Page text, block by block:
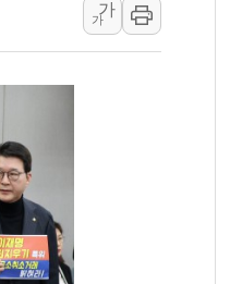
시] 지수 하락 속 'DGC' 임시 주
부 장관 "주 52시간 손봐야, 경쟁
창설 80주년…지역과 함께하는 '
서 동해로 단거리 탄도미사일
전술, 중남미 콜롬비아에 새 안
도 해상서 부유물 감긴 어선 구조
가
가